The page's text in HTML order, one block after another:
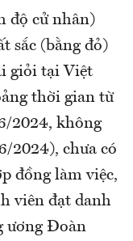
độ cử nhân)
sắc (bằng đỏ)
giỏi tại Việt
thời gian từ
2024, không
2024), chưa có
đồng làm việc,
viên đạt danh
ương Đoàn